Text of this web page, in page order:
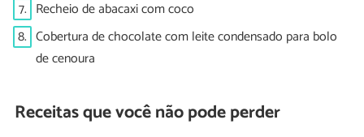
7. Recheio de abacaxi com coco
8. Cobertura de chocolate com leite condensado para bolo
de cenoura
Receitas que você não pode perder